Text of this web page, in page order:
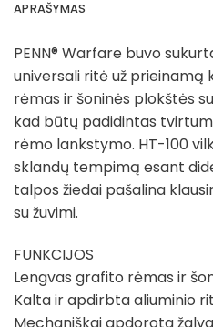
APRAŠYMAS
PENN® Warfare buvo
universali ritė už prieinamą
rėmas ir šoninės plokštės
kad būtų padidintas
rėmo lankstymo. HT-100
sklandų tempimą esant
talpos žiedai pašalina
su žuvimi.
FUNKCIJOS
Lengvas grafito rėmas ir
Kalta ir apdirbta aliuminio